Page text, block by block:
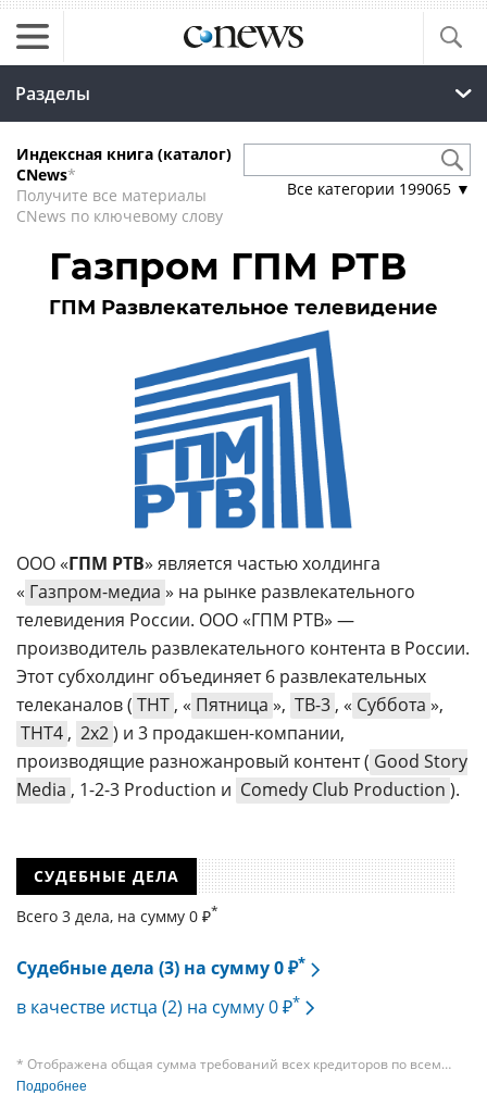
Разделы
Индексная книга (каталог)
CNews*
Получите все материалы
CNews по ключевому слову
Все категории 199065 ▼
Газпром ГПМ РТВ
ГПМ Развлекательное телевидение
ООО «ГПМ РТВ» является частью холдинга
« Газпром-медиа » на рынке развлекательного
телевидения России. ООО «ГПМ РТВ» —
производитель развлекательного контента в России.
Этот субхолдинг объединяет 6 развлекательных
телеканалов ( ТНТ , « Пятница », ТВ-3 , « Суббота »,
ТНТ4 , 2х2) и 3 продакшен-компании,
производящие разножанровый контент ( Good Story
Media , 1-2-3 Production и Comedy Club Production ).
СУДЕБНЫЕ ДЕЛА
Всего 3 дела, на cумму 0 ₽*
Судебные дела (3) на сумму 0 ₽*
в качестве истца (2) на сумму 0 ₽*
* Отображена общая сумма требований всех кредиторов по всем
судебным делам, в рамках которых компания подавала требования
Подробнее